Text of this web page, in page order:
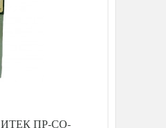
ПР-СО-